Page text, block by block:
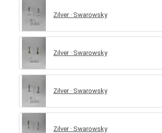
Zilver · Swarowsky
Zilver · Swarowsky
Zilver · Swarowsky
Zilver · Swarowsky